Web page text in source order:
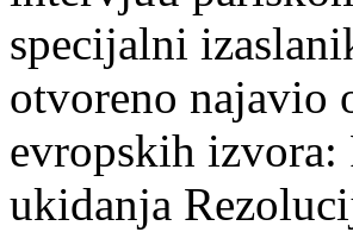
specijalni
otvoreno najavio
evropskih izvora:
ukidanja